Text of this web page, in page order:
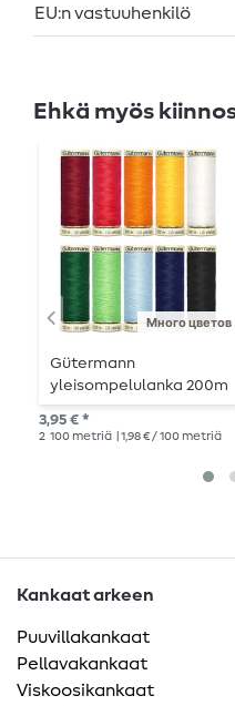
EU:n vastuuhenkilö
Ehkä myös
Много цветов
Gütermann
yleisompelulanka 200m
3,95 € *
2 100 metriä | 1,98 € / 100 metriä
Kankaat arkeen
Puuvillakankaat
Pellavakankaat
Viskoosikankaat